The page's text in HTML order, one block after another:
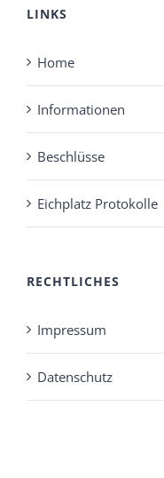
LINKS
Home
Informationen
Beschlüsse
Eichplatz Protokolle
RECHTLICHES
Impressum
Datenschutz